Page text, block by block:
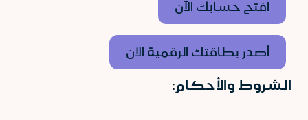
افتح حسابك الآن
أصدر بطاقتك الرقمية الآن
الشروط والأحكام: